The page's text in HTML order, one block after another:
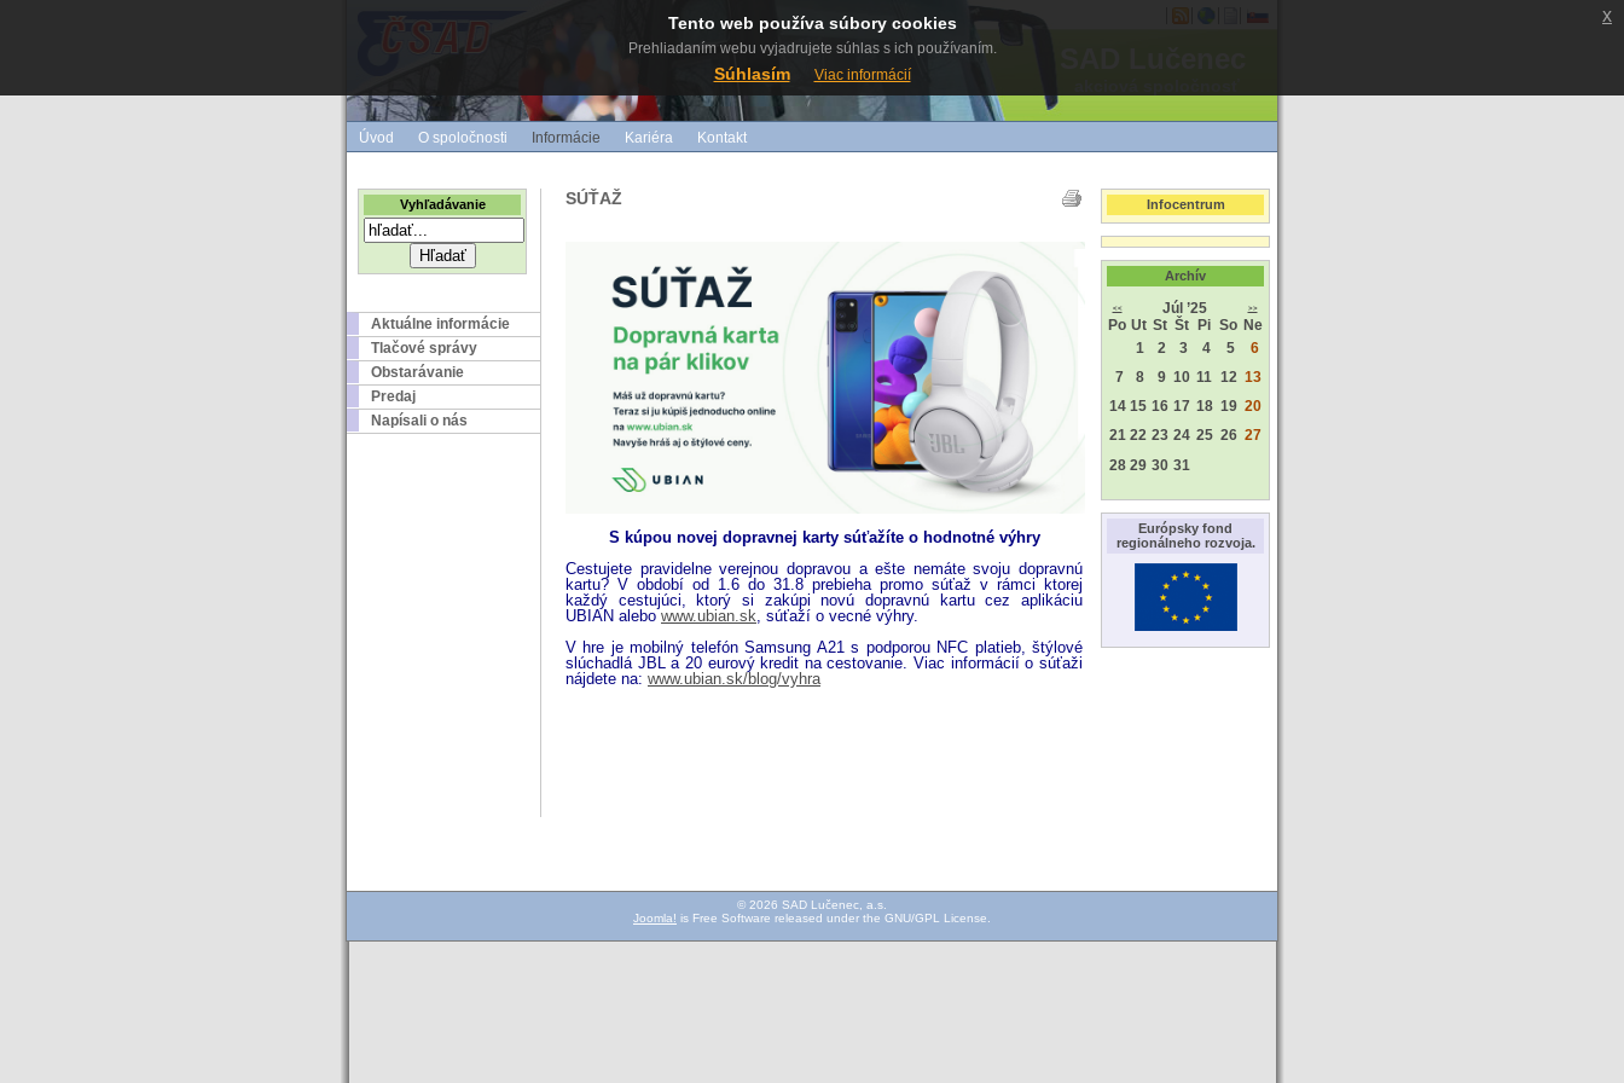
Úvod O spoločnosti Informácie Kariéra Kontakt
Vyhľadávanie
Aktuálne informácie
Tlačové správy
Obstarávanie
Predaj
Napísali o nás
SÚŤAŽ
S kúpou novej dopravnej karty súťažíte o hodnotné výhry
Cestujete pravidelne verejnou dopravou a ešte nemáte svoju dopravnú
kartu? V období od 1.6 do 31.8 prebieha promo súťaž v rámci ktorej
každý cestujúci, ktorý si zakúpi novú dopravnú kartu cez aplikáciu
UBIAN alebo www.ubian.sk, súťaží o vecné výhry.
V hre je mobilný telefón Samsung A21 s podporou NFC platieb, štýlové
slúchadlá JBL a 20 eurový kredit na cestovanie. Viac informácií o súťaži
nájdete na: www.ubian.sk/blog/vyhra
Infocentrum
Archív
<< Júl ’25 >>
Po Ut St Št Pi So Ne
1
2 3 4 5
6
7
8 9 10 11 12 13
14 15 16 17 18 19 20
21 22 23 24 25 26 27
28 29 30 31
Európsky fond
regionálneho rozvoja.
© 2026 SAD Lučenec, a.s.
Joomla! is Free Software released under the GNU/GPL License.
Tento web používa súbory cookies
Prehliadaním webu vyjadrujete súhlas s ich používaním.
Súhlasím Viac informácií
x